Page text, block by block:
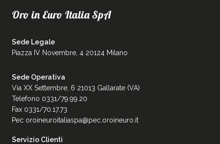
Oro in Euro Italia SpA
Sede Legale
Piazza IV Novembre, 4 20124 Milano
Sede Operativa
Via XX Settembre, 6 21013 Gallarate (VA)
Telefono 0331/79.99.20
Fax 0331/70.17.73
Pec oroineuroitaliaspa@pec.oroineuro.it
Servizio Clienti